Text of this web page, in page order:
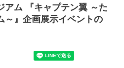
アム 『キャプテン翼 ～た
～』企画展示イベントの